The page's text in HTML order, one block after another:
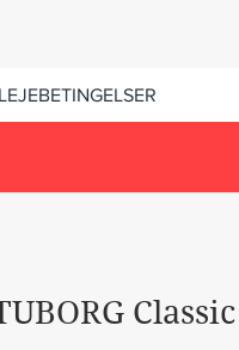
Classic
LEJEBETINGELSER